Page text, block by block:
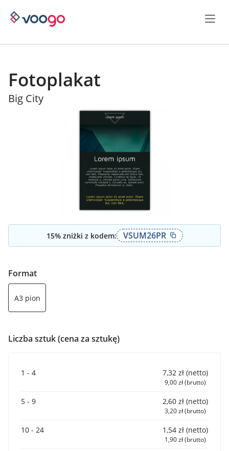
Fotoplakat
Big City
15% zniżki z kodem: VSUM26PR
Format
A3 pion
Liczba sztuk (cena za sztukę)
1 - 4 7,32 zł (netto)
9,00 zł (brutto)
5 - 9 2,60 zł (netto)
3,20 zł (brutto)
10 - 24 1,54 zł (netto)
1,90 zł (brutto)